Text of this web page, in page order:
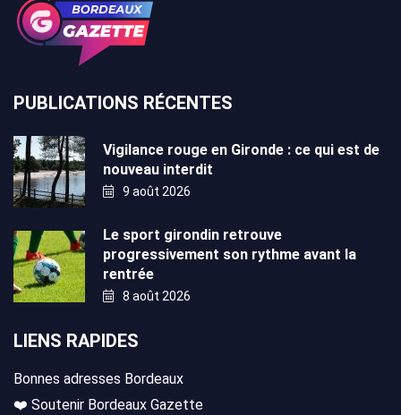
PUBLICATIONS RÉCENTES
Vigilance rouge en Gironde : ce qui est de
nouveau interdit
9 août 2026
Le sport girondin retrouve
progressivement son rythme avant la
rentrée
8 août 2026
LIENS RAPIDES
Bonnes adresses Bordeaux
❤️ Soutenir Bordeaux Gazette